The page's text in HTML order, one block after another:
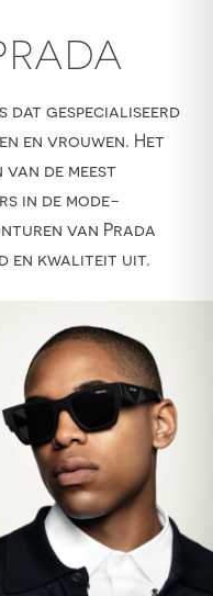
dat gespecialiseerd
en vrouwen. Het
de meest
in de mode-
van Prada
en kwaliteit uit.